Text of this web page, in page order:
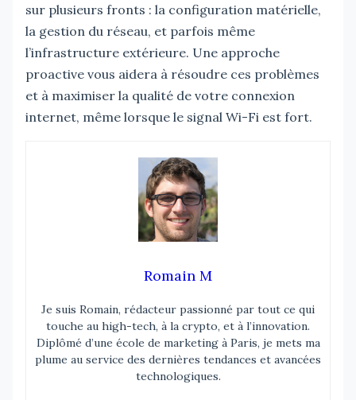
sur plusieurs fronts : la configuration matérielle,
la gestion du réseau, et parfois même
l’infrastructure extérieure. Une approche
proactive vous aidera à résoudre ces problèmes
et à maximiser la qualité de votre connexion
internet, même lorsque le signal Wi-Fi est fort.
Romain M
Je suis Romain, rédacteur passionné par tout ce qui
touche au high-tech, à la crypto, et à l’innovation.
Diplômé d’une école de marketing à Paris, je mets ma
plume au service des dernières tendances et avancées
technologiques.